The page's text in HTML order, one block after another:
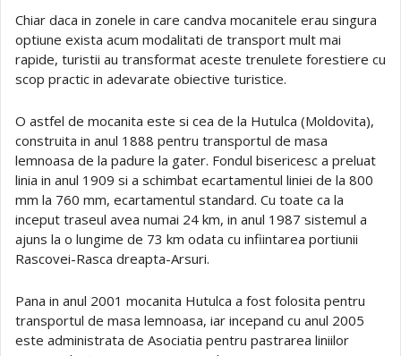
Chiar daca in zonele in care candva mocanitele erau singura
optiune exista acum modalitati de transport mult mai
rapide, turistii au transformat aceste trenulete forestiere cu
scop practic in adevarate obiective turistice.
O astfel de mocanita este si cea de la Hutulca (Moldovita),
construita in anul 1888 pentru transportul de masa
lemnoasa de la padure la gater. Fondul bisericesc a preluat
linia in anul 1909 si a schimbat ecartamentul liniei de la 800
mm la 760 mm, ecartamentul standard. Cu toate ca la
inceput traseul avea numai 24 km, in anul 1987 sistemul a
ajuns la o lungime de 73 km odata cu infiintarea portiunii
Rascovei-Rasca dreapta-Arsuri.
Pana in anul 2001 mocanita Hutulca a fost folosita pentru
transportul de masa lemnoasa, iar incepand cu anul 2005
este administrata de Asociatia pentru pastrarea liniilor